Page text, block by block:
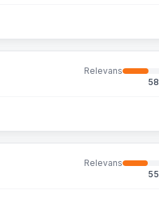
Relevans
58
Relevans
55